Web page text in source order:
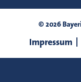
© 2026
Impressum